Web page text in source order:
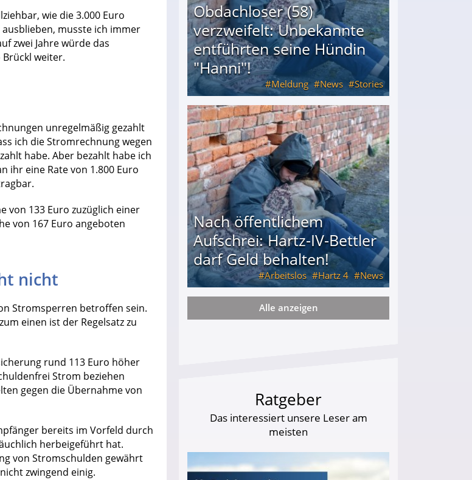
wie die 3.000 Euro
musste ich immer
zwei Jahre würde das
weiter.
unregelmäßig gezahlt
ich die Stromrechnung wegen
habe. Aber bezahlt habe ich
ihr eine Rate von 1.800 Euro
von 133 Euro zuzüglich einer
von 167 Euro angeboten
nicht
Stromsperren betroffen sein.
einen ist der Regelsatz zu
rund 113 Euro höher
Strom beziehen
gegen die Übernahme von
bereits im Vorfeld durch
herbeigeführt hat.
von Stromschulden gewährt
zwingend einig.
Obdachloser (58)
verzweifelt: Unbekannte
entführten seine Hündin
"Hanni"!
Meldung News Stories
(58) verzweifelt: Unbekannte entführten seine Hündin "Hanni"!
Nach öffentlichem
Aufschrei: Hartz-IV-Bettler
darf Geld behalten!
Arbeitslos Hartz 4 News
öffentlichem Aufschrei: Hartz-IV-Bettler darf Geld behalten!
Alle anzeigen
Ratgeber
Das interessiert unsere Leser am
meisten